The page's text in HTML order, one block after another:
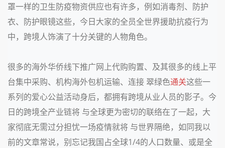
罩一样的卫生防疫物资供应也有许多，例如消毒剂、防护
衣、防护眼镜这些，今日大家的全员全世界援助抗疫行为
中，跨境人饰演了十分关键的人物角色。
很多的海外华侨线下推广网上代购购置、及其很多的线上平
台集中采购、机构海外包机运输、连接 翠绿色通关这些一
系列的爱心公益活动身后，都拥有跨境从业人员的影子。今
日的跨境全产业链将 与全球更为密切的联络在了一起，大
家彻底无需过分担忧一场疫情就将 与世界隔绝，如同我以
前的文章常说，别忘记我国占全球1/4的人口数量、或是全